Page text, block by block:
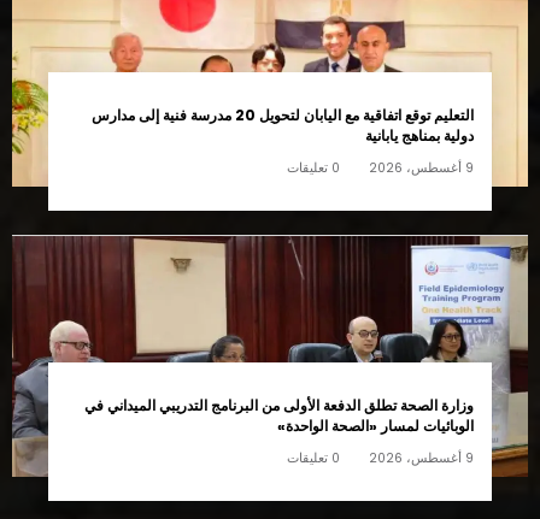
التعليم توقع اتفاقية مع اليابان لتحويل 20 مدرسة فنية إلى مدارس
دولية بمناهج يابانية
9 أغسطس، 2026 0 تعليقات
وزارة الصحة تطلق الدفعة الأولى من البرنامج التدريبي الميداني في
الوبائيات لمسار «الصحة الواحدة»
9 أغسطس، 2026 0 تعليقات